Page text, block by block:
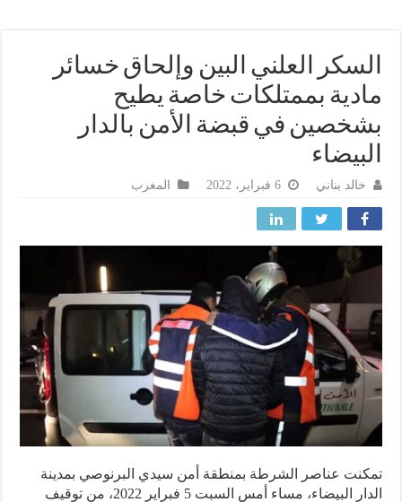
العلني البين وإلحاق خسائر
بممتلكات خاصة يطيح
في قبضة الأمن بالدار
خالد بناني المغرب
عناصر الشرطة بمنطقة أمن سيدي البرنوصي بمدينة
الدار البيضاء، مساء أمس السبت 5 فبراير 2022، من توقيف